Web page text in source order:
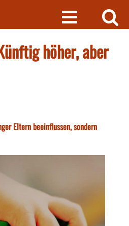
höher, aber
Eltern beeinflussen, sondern